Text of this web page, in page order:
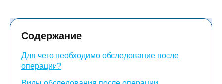
Содержание
Для чего необходимо обследование после
операции?